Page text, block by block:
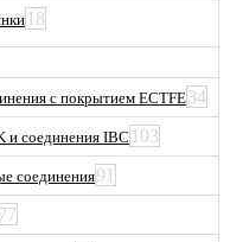
18
с покрытием ECTFE34
и соединения IBC 103
соединения91
77